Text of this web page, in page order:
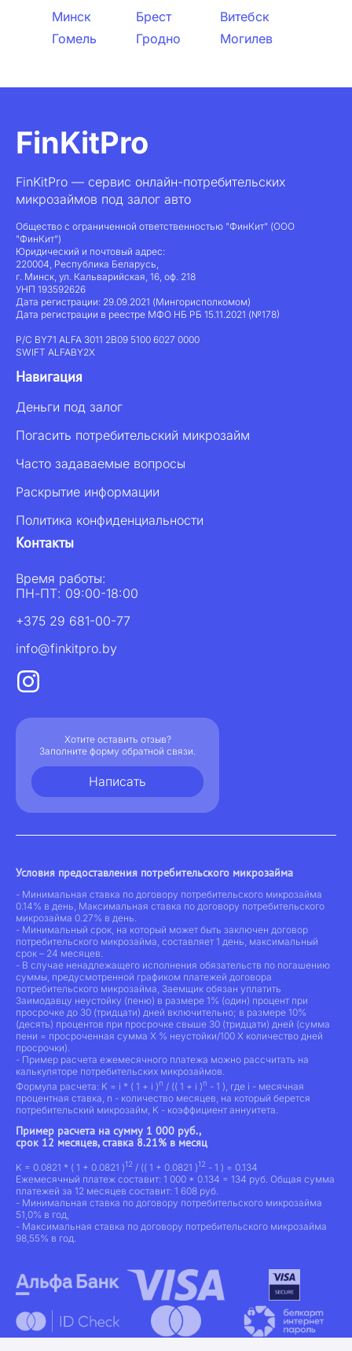
Минск Брест
Витебск
Гомель
Гродно Могилев
FinKitPro
FinKitPro — сервис онлайн-потребительских
микрозаймов под залог авто
Общество с ограниченной ответственностью "ФинКит" (ООО
"ФинКит")
Юридический и почтовый адрес:
220004, Республика Беларусь,
г. Минск, ул. Кальварийская, 16, оф. 218
УНП 193592626
Дата регистрации: 29.09.2021 (Мингорисполкомом)
Дата регистрации в реестре МФО НБ РБ 15.11.2021 (№178)
Р/С BY71 ALFA 3011 2B09 5100 6027 0000
SWIFT ALFABY2X
Навигация
Деньги под залог
Погасить потребительский микрозайм
Часто задаваемые вопросы
Раскрытие информации
Политика конфиденциальности
Контакты
Время работы:
ПН-ПТ: 09:00-18:00
+375 29 681-00-77
info@finkitpro.by
Хотите оставить отзыв?
Заполните форму обратной связи.
Написать
Условия предоставления потребительского микрозайма
- Минимальная ставка по договору потребительского микрозайма
0.14% в день, Максимальная ставка по договору потребительского
микрозайма 0.27% в день.
- Минимальный срок, на который может быть заключен договор
потребительского микрозайма, составляет 1 день, максимальный
срок – 24 месяцев.
- В случае ненадлежащего исполнения обязательств по погашению
суммы, предусмотренной графиком платежей договора
потребительского микрозайма, Заемщик обязан уплатить
Заимодавцу неустойку (пеню) в размере 1% (один) процент при
просрочке до 30 (тридцати) дней включительно; в размере 10%
(десять) процентов при просрочке свыше 30 (тридцати) дней (сумма
пени = просроченная сумма Х % неустойки/100 Х количество дней
просрочки).
- Пример расчета ежемесячного платежа можно рассчитать на
калькуляторе потребительских микрозаймов.
Формула расчета: K = i * ( 1 + i )n / (( 1 + i )n - 1 ), где i - месячная
процентная ставка, n - количество месяцев, на который берется
потребительский микрозайм, K - коэффициент аннуитета.
Пример расчета на сумму 1 000 руб.,
срок 12 месяцев, ставка 8.21% в месяц
K = 0.0821 * ( 1 + 0.0821 )12 / (( 1 + 0.0821 )12 - 1 ) = 0.134
Ежемесячный платеж составит: 1 000 * 0.134 = 134 руб. Общая сумма
платежей за 12 месяцев составит: 1 608 руб.
- Минимальная ставка по договору потребительского микрозайма
51,0% в год,
- Максимальная ставка по договору потребительского микрозайма
98,55% в год.